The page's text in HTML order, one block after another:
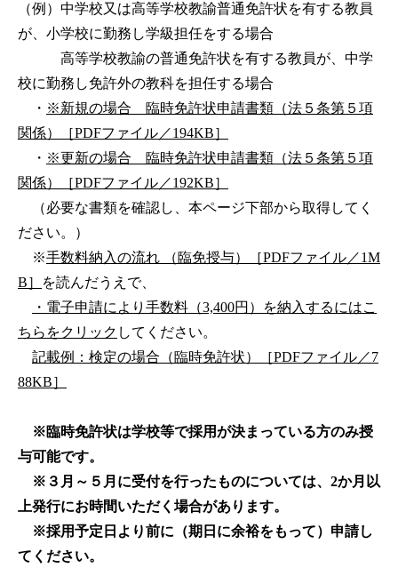
（例）中学校又は高等学校教諭普通免許状を有する教員
が、小学校に勤務し学級担任をする場合
高等学校教諭の普通免許状を有する教員が、中学
校に勤務し免許外の教科を担任する場合
・ ※新規の場合 臨時免許状申請書類（法５条第５項
関係）［PDFファイル／194KB］
・ ※更新の場合 臨時免許状申請書類（法５条第５項
関係）［PDFファイル／192KB］
（必要な書類を確認し、本ページ下部から取得してく
ださい。）
※手数料納入の流れ （臨免授与）［PDFファイル／1M
B］
を読んだうえで、
・電子申請により手数料（3,400円）を納入するにはこ
ちらをクリック してください。
記載例：検定の場合（臨時免許状）［PDFファイル／7
88KB］
※臨時免許状は学校等で採用が決まっている方のみ授
与可能です。
※３月～５月に受付を行ったものについては、2か月以
上発行にお時間いただく場合があります。
※採用予定日より前に（期日に余裕をもって）申請し
てください。